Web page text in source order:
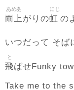
雨上
あめあ
がりの虹
にじ
の
いつだって そば
飛
と
ばせFunky
Take me to the